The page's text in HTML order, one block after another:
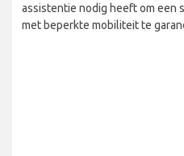
assistentie nodig heeft om een
met beperkte mobiliteit te